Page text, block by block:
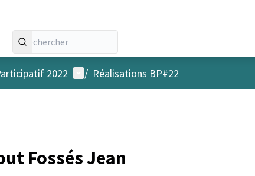
2022 Menu utilisateur
/ Réalisations BP#22
Fossés Jean